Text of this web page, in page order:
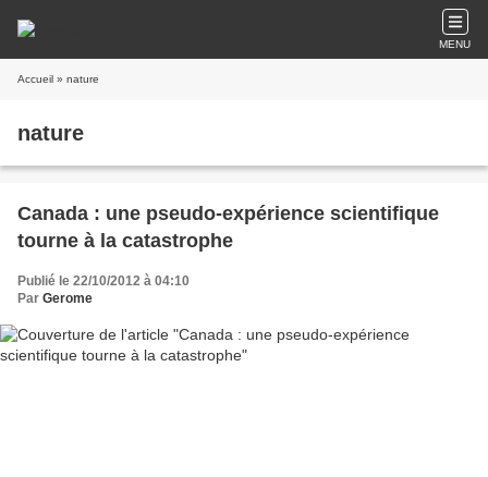
MENU
Accueil » nature
nature
Canada : une pseudo-expérience scientifique
tourne à la catastrophe
Publié le 22/10/2012 à 04:10
Par Gerome